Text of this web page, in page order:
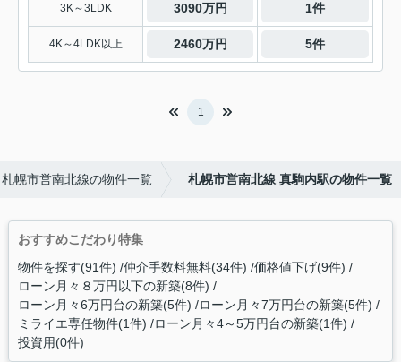
3K～3LDK 3090万円 1件
4K～4LDK以上 2460万円 5件
1
札幌市営南北線の物件一覧 札幌市営南北線 真駒内駅の物件一覧
おすすめこだわり特集
物件を探す(91件) 仲介手数料無料(34件) 価格値下げ(9件)
ローン月々８万円以下の新築(8件)
ローン月々6万円台の新築(5件) ローン月々7万円台の新築(5件)
ミライエ専任物件(1件) ローン月々4～5万円台の新築(1件)
投資用(0件)